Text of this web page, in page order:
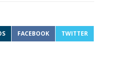
FACEBOOK TWITTER